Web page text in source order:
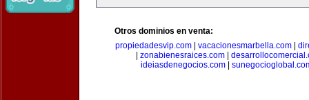
Otros dominios en venta:
propiedadesvip.com
vacacionesmarbella.com
zonabienesraices.com
ideiasdenegocios.com|